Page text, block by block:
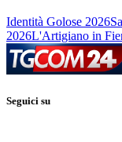
Identità Golose 2026
2026L'Artigiano in
Seguici su